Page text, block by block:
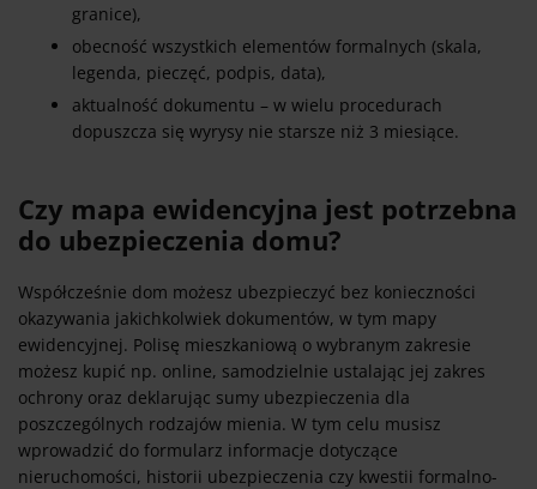
granice),
obecność wszystkich elementów formalnych (skala,
legenda, pieczęć, podpis, data),
aktualność dokumentu – w wielu procedurach
dopuszcza się wyrysy nie starsze niż 3 miesiące.
Czy mapa ewidencyjna jest potrzebna
do ubezpieczenia domu?
Współcześnie dom możesz ubezpieczyć bez konieczności
okazywania jakichkolwiek dokumentów, w tym mapy
ewidencyjnej. Polisę mieszkaniową o wybranym zakresie
możesz kupić np. online, samodzielnie ustalając jej zakres
ochrony oraz deklarując sumy ubezpieczenia dla
poszczególnych rodzajów mienia. W tym celu musisz
wprowadzić do formularz informacje dotyczące
nieruchomości, historii ubezpieczenia czy kwestii formalno-